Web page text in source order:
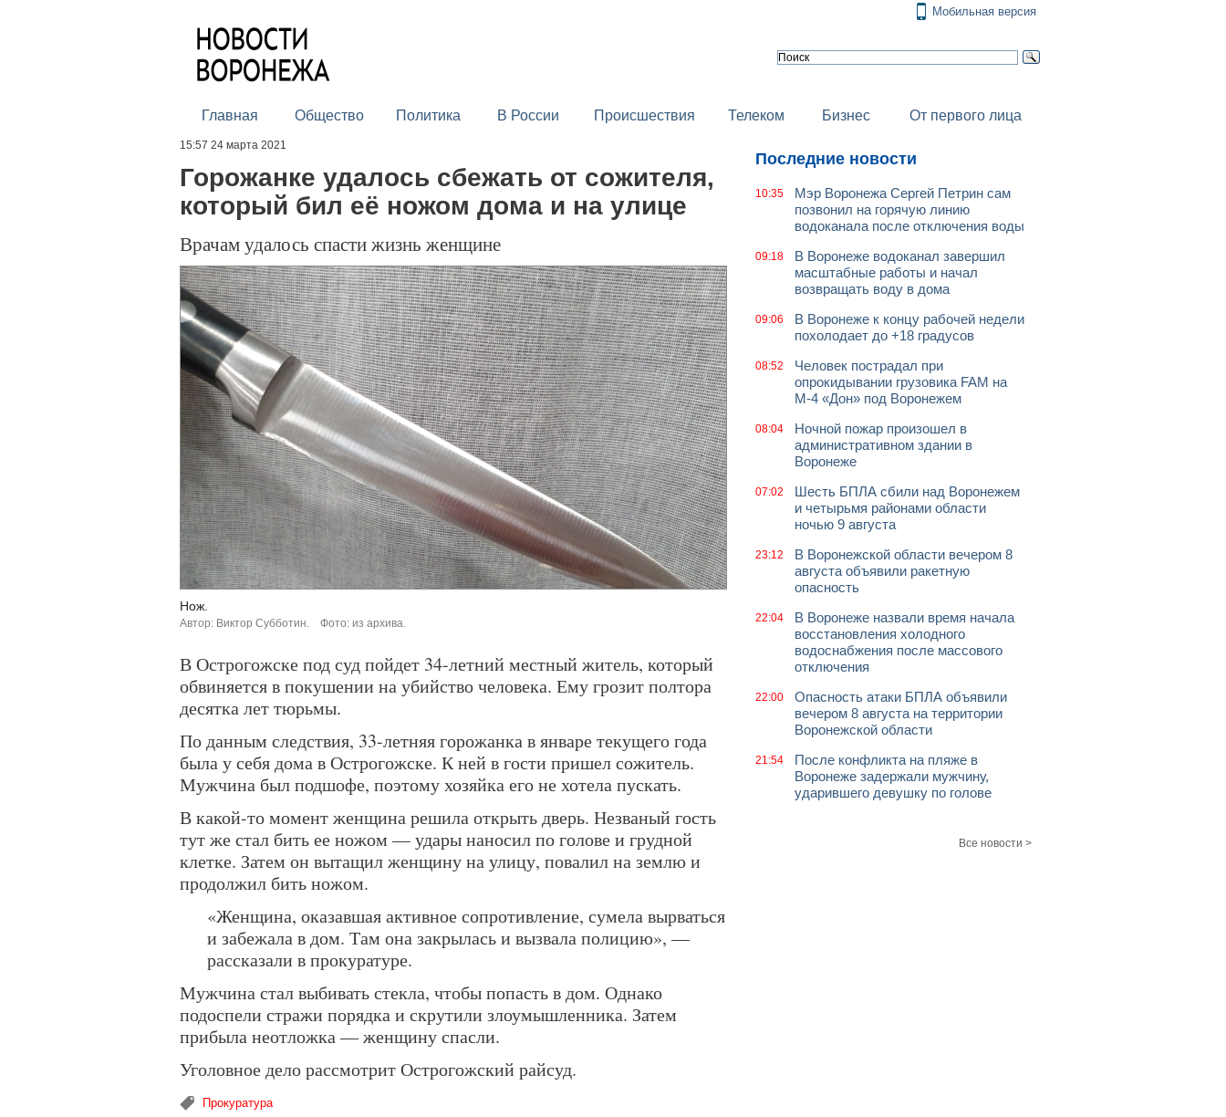
Мобильная версия
Главная Общество Политика В России Происшествия Телеком Бизнес От первого лица
15:57 24 марта 2021
Горожанке удалось сбежать от сожителя,
который бил её ножом дома и на улице
Врачам удалось спасти жизнь женщине
Нож.
Автор: Виктор Субботин. Фото: из архива.
В Острогожске под суд пойдет 34-летний местный житель, который
обвиняется в покушении на убийство человека. Ему грозит полтора
десятка лет тюрьмы.
По данным следствия, 33-летняя горожанка в январе текущего года
была у себя дома в Острогожске. К ней в гости пришел сожитель.
Мужчина был подшофе, поэтому хозяйка его не хотела пускать.
В какой-то момент женщина решила открыть дверь. Незваный гость
тут же стал бить ее ножом — удары наносил по голове и грудной
клетке. Затем он вытащил женщину на улицу, повалил на землю и
продолжил бить ножом.
«Женщина, оказавшая активное сопротивление, сумела вырваться
и забежала в дом. Там она закрылась и вызвала полицию», —
рассказали в прокуратуре.
Мужчина стал выбивать стекла, чтобы попасть в дом. Однако
подоспели стражи порядка и скрутили злоумышленника. Затем
прибыла неотложка — женщину спасли.
Уголовное дело рассмотрит Острогожский райсуд.
Прокуратура
Последние новости
10:35
Мэр Воронежа Сергей Петрин сам
позвонил на горячую линию
водоканала после отключения воды
09:18
В Воронеже водоканал завершил
масштабные работы и начал
возвращать воду в дома
09:06
В Воронеже к концу рабочей недели
похолодает до +18 градусов
08:52
Человек пострадал при
опрокидывании грузовика FAM на
М-4 «Дон» под Воронежем
08:04
Ночной пожар произошел в
административном здании в
Воронеже
07:02
Шесть БПЛА сбили над Воронежем
и четырьмя районами области
ночью 9 августа
23:12
В Воронежской области вечером 8
августа объявили ракетную
опасность
22:04
В Воронеже назвали время начала
восстановления холодного
водоснабжения после массового
отключения
22:00
Опасность атаки БПЛА объявили
вечером 8 августа на территории
Воронежской области
21:54
После конфликта на пляже в
Воронеже задержали мужчину,
ударившего девушку по голове
Все новости >